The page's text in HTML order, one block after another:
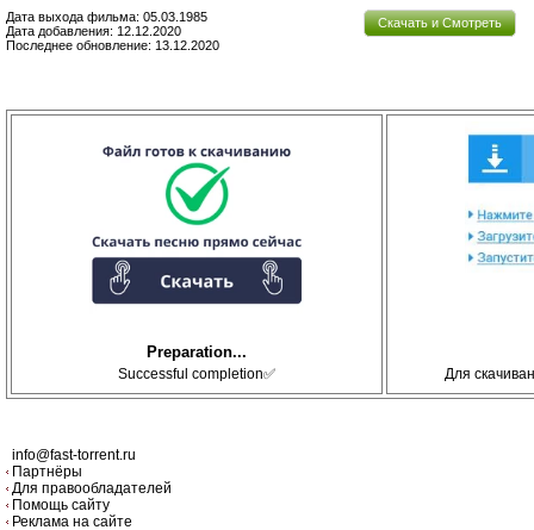
Скачать и Смотреть
Дата выхода фильма: 05.03.1985
Дата добавления: 12.12.2020
Последнее обновление: 13.12.2020
Preparation...
Successful completion✅ Для
info@fast-torrent.ru
Партнёры
Для правообладателей
Помощь сайту
Реклама на сайте